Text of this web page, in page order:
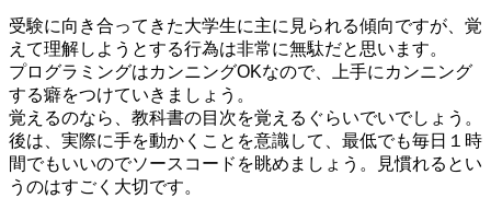
受験に向き合ってきた大学生に主に見られる傾向ですが、覚
えて理解しようとする行為は非常に無駄だと思います。
プログラミングはカンニングOKなので、上手にカンニング
する癖をつけていきましょう。
覚えるのなら、教科書の目次を覚えるぐらいでいでしょう。
後は、実際に手を動かくことを意識して、最低でも毎日１時
間でもいいのでソースコードを眺めましょう。見慣れるとい
うのはすごく大切です。